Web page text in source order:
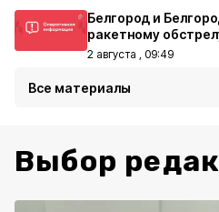
Белгород и
ракетному
2 августа , 09:49
Все материалы
Выбор